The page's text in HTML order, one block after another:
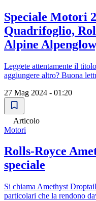
Speciale Motori
Quadrifoglio,
Alpine
Leggete attentamente il
aggiungere altro? Buona
27 Mag 2024 - 01:20
Articolo
Motori
Rolls-Royce
speciale
Si chiama Amethyst
particolari che la rendono